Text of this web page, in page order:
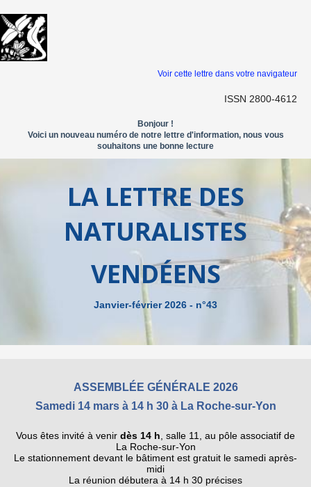
Voir cette lettre dans votre navigateur
ISSN 2800-4612
Bonjour !
Voici un nouveau numéro de notre lettre d'information, nous vous
souhaitons une bonne lecture
LA LETTRE DES
NATURALISTES
VENDÉENS
Janvier-février 2026 - n°43
ASSEMBLÉE GÉNÉRALE 2026
Samedi 14 mars à 14 h 30 à La Roche-sur-Yon
Vous êtes invité à venir dès 14 h , salle 11, au pôle associatif de
La Roche-sur-Yon
Le stationnement devant le bâtiment est gratuit le samedi après-
midi
La réunion débutera à 14 h 30 précises